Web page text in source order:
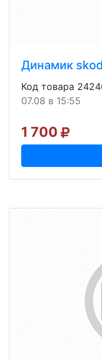
Динамик
Код товара
07.08 в 15:55
1 700